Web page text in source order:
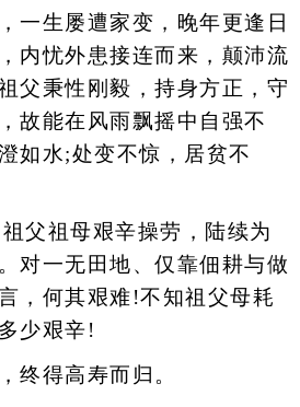
生屡遭家变，晚年更逢日
内忧外患接连而来，颠沛流
父秉性刚毅，持身方正，守
故能在风雨飘摇中自强不
如水;处变不惊，居贫不
祖母艰辛操劳，陆续为
对一无田地、仅靠佃耕与做
，何其艰难!不知祖父母耗
少艰辛!
得高寿而归。